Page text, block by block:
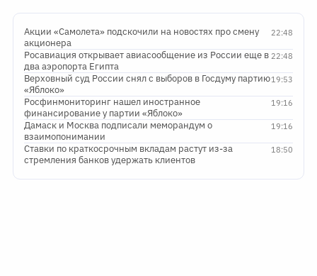
22:48
Акции «Самолета» подскочили на новостях про смену
акционера
22:48
Росавиация открывает авиасообщение из России еще в
два аэропорта Египта
19:53
Верховный суд России снял с выборов в Госдуму партию
«Яблоко»
19:16
Росфинмониторинг нашел иностранное
финансирование у партии «Яблоко»
19:16
Дамаск и Москва подписали меморандум о
взаимопонимании
18:50
Ставки по краткосрочным вкладам растут из-за
стремления банков удержать клиентов